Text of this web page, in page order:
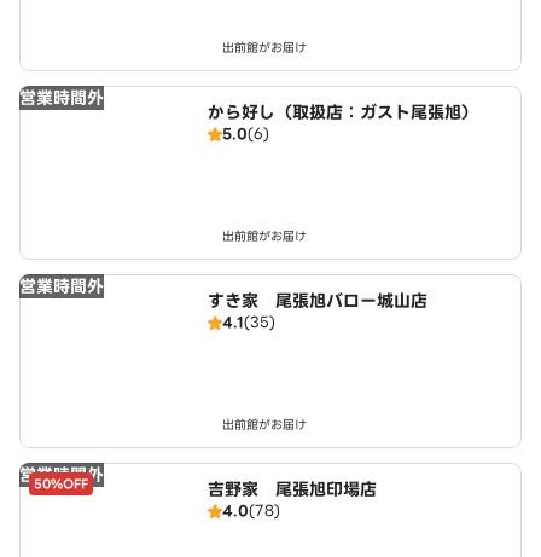
出前館がお届け
営業時間外
から好し（取扱店：ガスト尾張旭）
5.0(6)
出前館がお届け
営業時間外
すき家 尾張旭バロー城山店
4.1(35)
出前館がお届け
営業時間外
50%OFF 吉野家 尾張旭印場店
4.0(78)